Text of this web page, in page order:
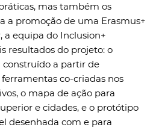
mas também os
a promoção de uma Erasmus+
a equipa do Inclusion+
resultados do projeto: o
a partir de
co-criadas nos
o mapa de ação para
e cidades, e o protótipo
desenhada com e para